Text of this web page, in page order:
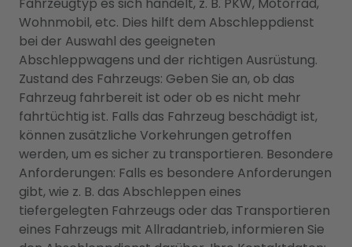
Wohnmobil, etc. Dies hilft dem Abschleppdienst
bei der Auswahl des geeigneten
Abschleppwagens und der richtigen Ausrüstung.
Zustand des Fahrzeugs: Geben Sie an, ob das
Fahrzeug fahrbereit ist oder ob es nicht mehr
fahrtüchtig ist. Falls das Fahrzeug beschädigt ist,
können zusätzliche Vorkehrungen getroffen
werden, um es sicher zu transportieren. Besondere
Anforderungen: Falls es besondere Anforderungen
gibt, wie z. B. das Abschleppen eines
tiefergelegten Fahrzeugs oder das Transportieren
eines Fahrzeugs mit Allradantrieb, informieren Sie